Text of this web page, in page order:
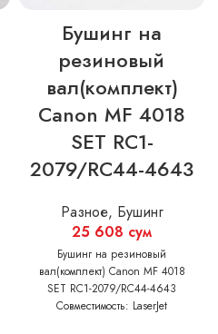
Бушинг на
резиновый
вал(комплект)
Canon MF 4018
SET RC1-
2079/RC44-4643
Разное, Бушинг
25 608 сум
Бушинг на резиновый
вал(комплект) Canon MF 4018
SET RC1-2079/RC44-4643
Совместимость: LaserJet